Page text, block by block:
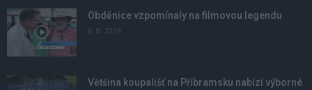
Obděnice vzpomínaly na filmovou legendu
6. 8. 2026
Většina koupališť na Příbramsku nabízí výborné